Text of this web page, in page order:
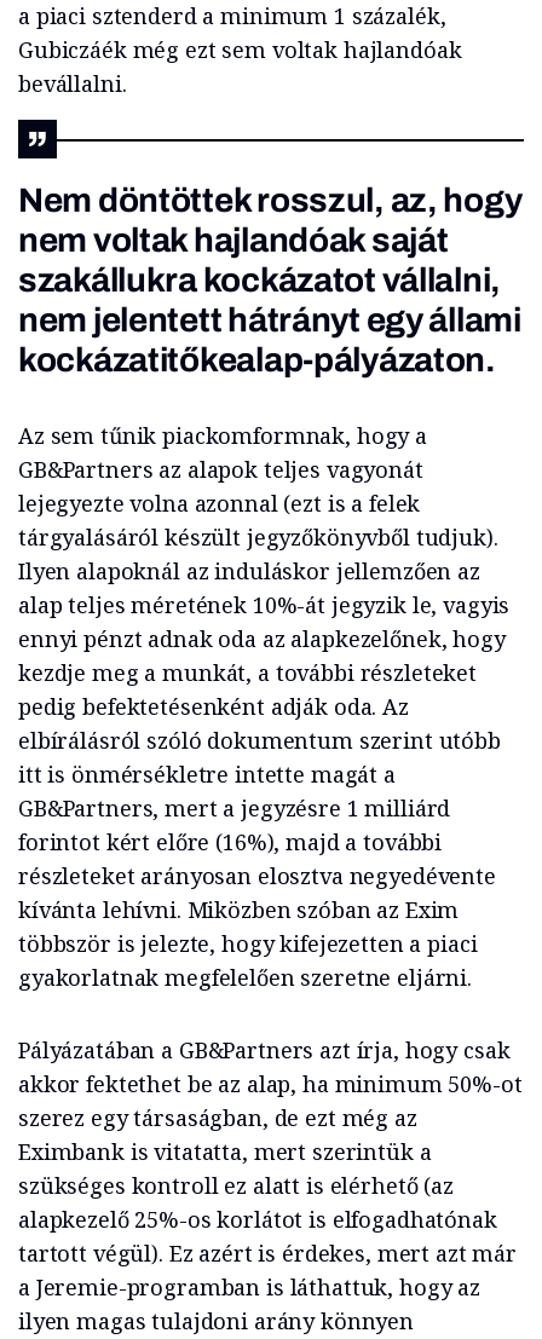
a piaci sztenderd a minimum 1 százalék,
Gubiczáék még ezt sem voltak hajlandóak
bevállalni.
Nem döntöttek rosszul, az, hogy
nem voltak hajlandóak saját
szakállukra kockázatot vállalni,
nem jelentett hátrányt egy állami
kockázatitőkealap-pályázaton.
Az sem tűnik piackomformnak, hogy a
GB&Partners az alapok teljes vagyonát
lejegyezte volna azonnal (ezt is a felek
tárgyalásáról készült jegyzőkönyvből tudjuk).
Ilyen alapoknál az induláskor jellemzően az
alap teljes méretének 10%-át jegyzik le, vagyis
ennyi pénzt adnak oda az alapkezelőnek, hogy
kezdje meg a munkát, a további részleteket
pedig befektetésenként adják oda. Az
elbírálásról szóló dokumentum szerint utóbb
itt is önmérsékletre intette magát a
GB&Partners, mert a jegyzésre 1 milliárd
forintot kért előre (16%), majd a további
részleteket arányosan elosztva negyedévente
kívánta lehívni. Miközben szóban az Exim
többször is jelezte, hogy kifejezetten a piaci
gyakorlatnak megfelelően szeretne eljárni.
Pályázatában a GB&Partners azt írja, hogy csak
akkor fektethet be az alap, ha minimum 50%-ot
szerez egy társaságban, de ezt még az
Eximbank is vitatatta, mert szerintük a
szükséges kontroll ez alatt is elérhető (az
alapkezelő 25%-os korlátot is elfogadhatónak
tartott végül). Ez azért is érdekes, mert azt már
a Jeremie-programban is láthattuk, hogy az
ilyen magas tulajdoni arány könnyen